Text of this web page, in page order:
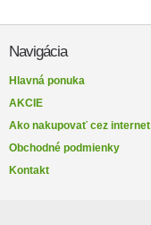
Navigácia
Hlavná ponuka
AKCIE
Ako nakupovať cez internet
Obchodné podmienky
Kontakt